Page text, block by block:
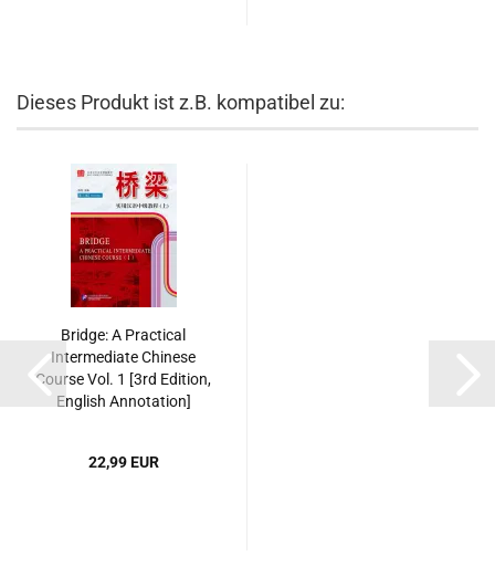
Dieses Produkt ist z.B. kompatibel zu:
Bridge: A Practical
Intermediate Chinese
Course Vol. 1 [3rd Edition,
English Annotation]
MP3-CD]. ISBN:
22,99 EUR